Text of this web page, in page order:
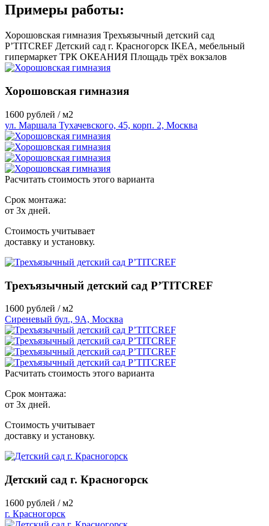
Примеры работы:
Хорошовская гимназия Трехъязычный детский сад
P’TITCREF Детский сад г. Красногорск IKEA, мебельный
гипермаркет ТРК ОКЕАНИЯ Площадь трёх вокзалов
Хорошовская гимназия
1600 рублей / м2
ул. Маршала Тухачевского, 45, корп. 2, Москва
Расчитать стоимость этого варианта
Срок монтажа:
от 3х дней.
Стоимость учитывает
доставку и установку.
Трехъязычный детский сад P’TITCREF
1600 рублей / м2
Сиреневый бул., 9А, Москва
Расчитать стоимость этого варианта
Срок монтажа:
от 3х дней.
Стоимость учитывает
доставку и установку.
Детский сад г. Красногорск
1600 рублей / м2
г. Красногорск